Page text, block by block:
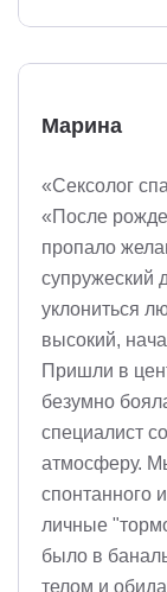
Марина
«Сексолог
«После
пропало
супружеский
уклониться
высокий,
Пришли в
безумно
специалист
атмосферу.
спонтанного
личные
было в
телом и